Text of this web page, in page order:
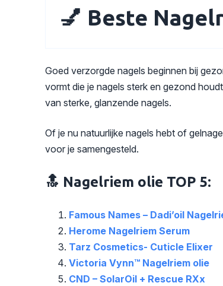
💅 Beste
Goed verzorgde nagels beginnen bij
vormt die je nagels sterk en gezond
van sterke, glanzende nagels.
Of je nu natuurlijke nagels hebt of
voor je samengesteld.
🔝 Nagelriem olie TOP 5:
Famous Names – Dadi’oil
Herome Nagelriem Serum
Tarz Cosmetics- Cuticle Elixer
Victoria Vynn™ Nagelriem olie
CND – SolarOil + Rescue RXx